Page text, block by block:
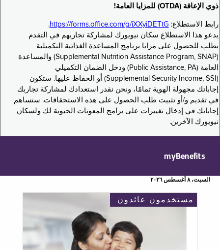
ذوي الإعاقة (OTDA) للمزايا العامة!
رابط الاستطلاع: https://forms.office.com/g/iXXyiDETtG
.
يدعو هذا الاستطلاع سكان نيويورك لمشاركة تجاربهم في التقدم
بطلب للحصول على مزايا برنامج المساعدة الغذائية التكميلية
(Supplemental Nutrition Assistance Program, SNAP) والمساعدة
العامة (Public Assistance, PA) ودخل الضمان التكميلي
(Supplemental Security Income, SSI) أو الحفاظ عليها. ستكون
إجاباتك مجهولة الهوية تمامًا، ونحن نقدر استعدادك لمشاركة تجاربك
في تقديم و/أو تثبيت طلب الحصول على هذه الاستحقاقات. ستساهم
إجاباتك في إدخال تغييرات على برامج المعونات الحيوية لك ولسكان
نيويورك الآخرين.
myBenefits
السبت، ٨ أغسطس ٢٠٢٦
مستخدمون عائدون